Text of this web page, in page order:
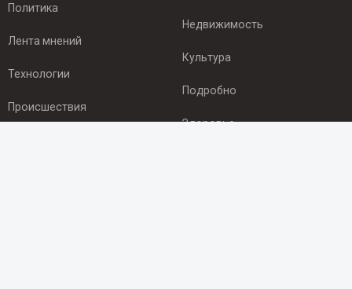
Политика
Лента мнений
Технологии
Происшествия
Недвижимость
Культура
Подробно
Здоровье